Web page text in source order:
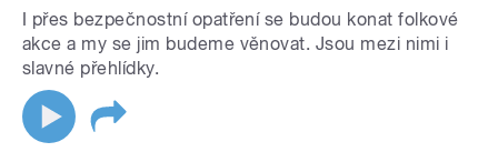
I přes bezpečnostní opatření se budou konat folkové
akce a my se jim budeme věnovat. Jsou mezi nimi i
slavné přehlídky.